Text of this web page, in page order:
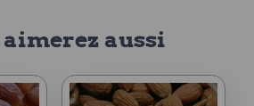
aimerez aussi